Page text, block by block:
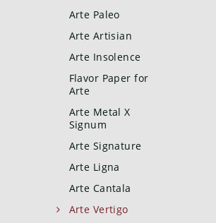
Arte Paleo
Arte Artisian
Arte Insolence
Flavor Paper for
Arte
Arte Metal X
Signum
Arte Signature
Arte Ligna
Arte Cantala
Arte Vertigo